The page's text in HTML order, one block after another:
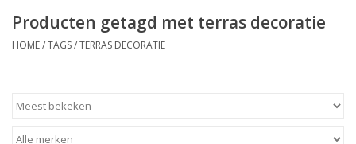
Geurkaarsen
Producten getagd met terras decoratie
HOME/TAGS/TERRAS DECORATIE